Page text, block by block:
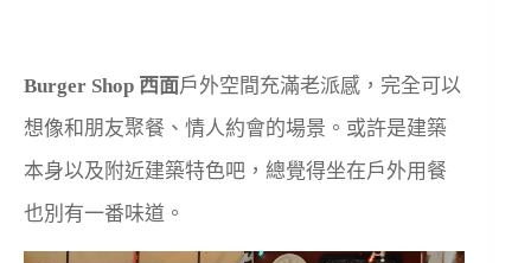
Burger Shop 西面戶外空間充滿老派感，完全可以
想像和朋友聚餐、情人約會的場景。或許是建築
本身以及附近建築特色吧，總覺得坐在戶外用餐
也別有一番味道。